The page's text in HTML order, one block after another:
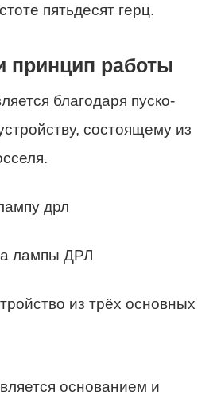
пятьдесят герц.
принцип работы
благодаря пуско-
состоящему из
лампы ДРЛ
из трёх основных
основанием и